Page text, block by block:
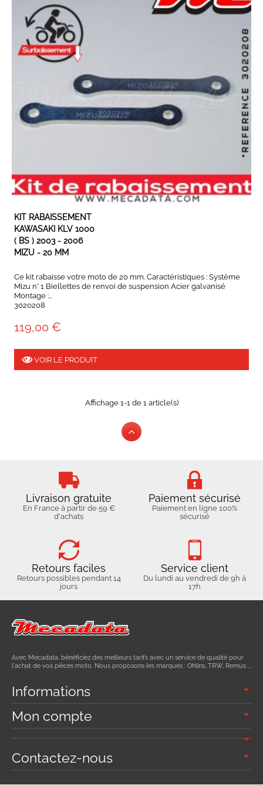
KIT RABAISSEMENT
KAWASAKI KLV 1000
( BS ) 2003 - 2006
MIZU - 20 MM
Ce kit rabaisse votre moto de 20 mm. Caractéristiques : Système
Mizu n° 1 Biellettes de renvoi de suspension Acier galvanisé
Montage :...
3020208
119,00 €
VOIR LE PRODUIT
Affichage 1-1 de 1 article(s)
Livraison gratuite
En France à partir de 59 €
d'achats
Paiement sécurisé
Paiement en ligne 100%
sécurisé
Retours faciles
Retours possibles pendant 14
jours
Service client
Du lundi au vendredi de 9h à
17h
Avec Mecadata, bénéficiez des meilleurs tarifs avec un service de qualité pour
l'achat de vos pièces moto. Nous proposons les marques : Ohlins, TRW, Remus ...
Informations
Mon compte
Contactez-nous